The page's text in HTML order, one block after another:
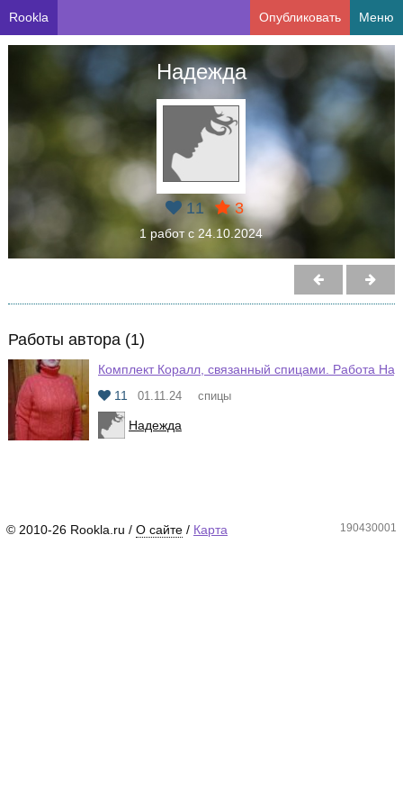
Rookla Опубликовать Меню
Надежда
11 3
1 работ с 24.10.2024
Работы автора (1)
Комплект Коралл, связанный спицами. Работа
11
01.11.24 спицы
Надежда
© 2010-26 Rookla.ru / О сайте / Карта 190430001